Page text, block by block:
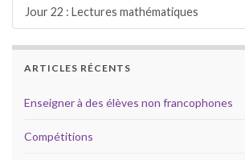
Jour 22 : Lectures mathématiques
ARTICLES RÉCENTS
Enseigner à des élèves non francophones
Compétitions